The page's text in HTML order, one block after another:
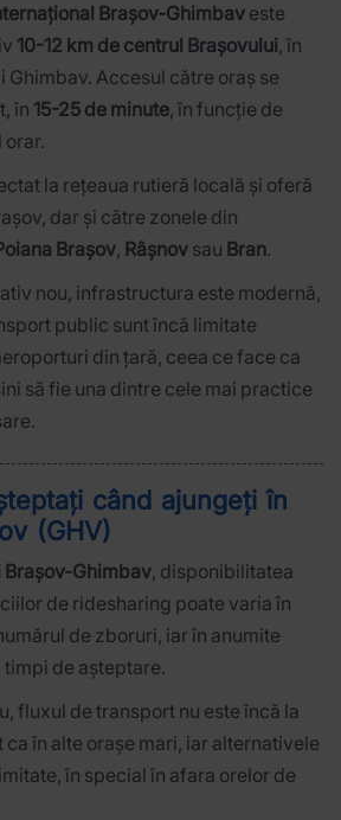
Brașov-Ghimbav este
10-12 km de centrul Brașovului, în
Accesul către oraș se
în 15-25 de minute, în funcție de
la rețeaua rutieră locală și oferă
dar și către zonele din
Brașov, Râșnov sau Bran.
nou, infrastructura este modernă,
public sunt încă limitate
din țară, ceea ce face ca
să fie una dintre cele mai practice
când ajungeți în
(GHV)
Ghimbav, disponibilitatea
de ridesharing poate varia în
de zboruri, iar în anumite
de așteptare.
fluxul de transport nu este încă la
în alte orașe mari, iar alternativele
în special în afara orelor de